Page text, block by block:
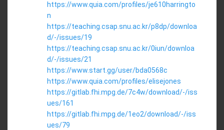
https://www.quia.com/profiles/je610harringto
n
https://teaching.csap.snu.ac.kr/p8dp/downloa
d/-/issues/19
https://teaching.csap.snu.ac.kr/0iun/downloa
d/-/issues/21
https://www.start.gg/user/bda0568c
https://www.quia.com/profiles/elisejones
https://gitlab.fhi.mpg.de/7c4w/download/-/iss
ues/161
https://gitlab.fhi.mpg.de/1eo2/download/-/iss
ues/79